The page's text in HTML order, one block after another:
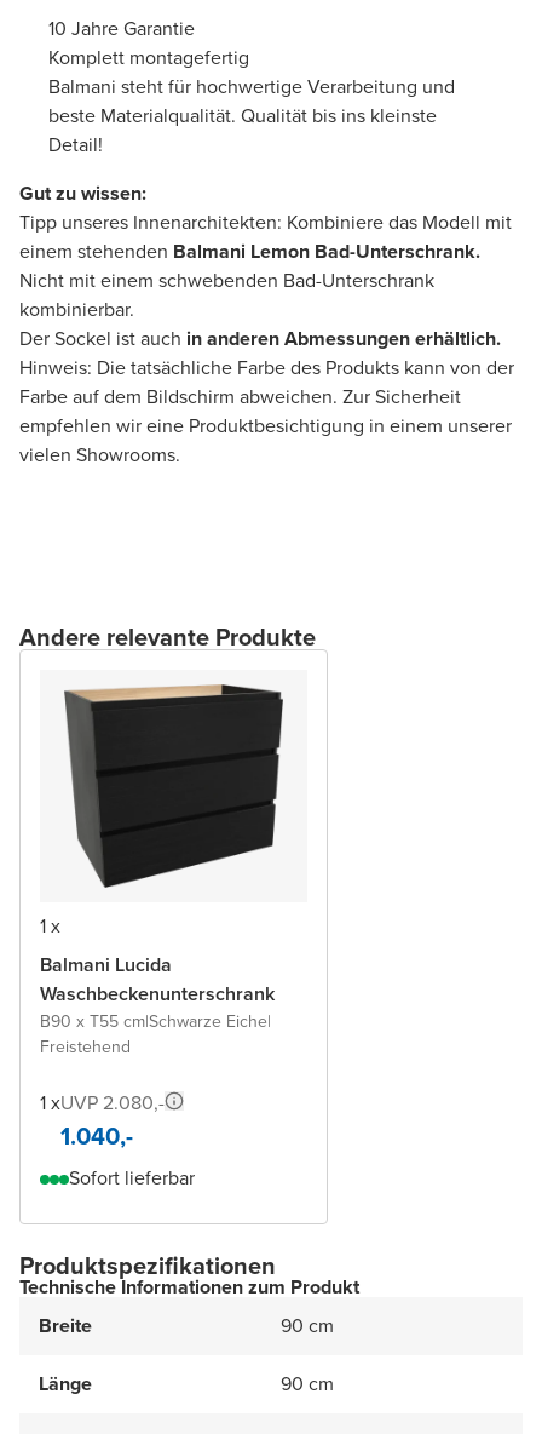
10 Jahre Garantie
Komplett montagefertig
Balmani steht für hochwertige Verarbeitung und
beste Materialqualität. Qualität bis ins kleinste
Detail!
Gut zu wissen:
Tipp unseres Innenarchitekten: Kombiniere das Modell mit
einem stehenden Balmani Lemon Bad-Unterschrank.
Nicht mit einem schwebenden Bad-Unterschrank
kombinierbar.
Der Sockel ist auch in anderen Abmessungen erhältlich.
Hinweis: Die tatsächliche Farbe des Produkts kann von der
Farbe auf dem Bildschirm abweichen. Zur Sicherheit
empfehlen wir eine Produktbesichtigung in einem unserer
vielen Showrooms.
Andere relevante Produkte
1 x
Balmani Lucida
Waschbeckenunterschrank
B90 x T55 cm|Schwarze Eiche|
Freistehend
1 xUVP 2.080,-
1.040,-
Sofort lieferbar
Produktspezifikationen
Technische Informationen zum Produkt
Breite
90 cm
Länge 90 cm